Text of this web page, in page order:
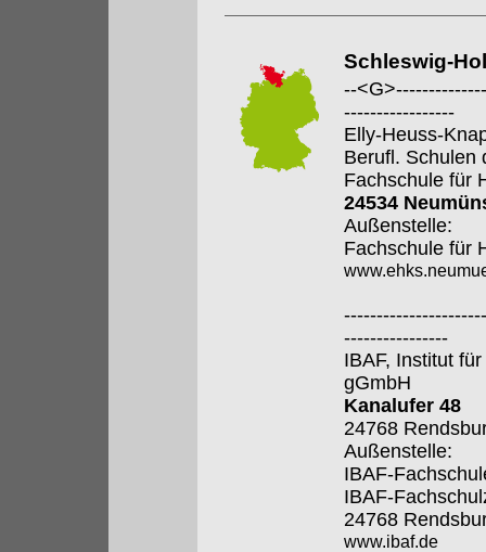
Schleswig-
--
-----------------
Elly-Heuss-
Berufl. Schulen
Fachschule für
24534
Außenstelle:
Fachschule für
----------------
IBAF, Institut
gGmbH
Kanalufer 48
24768
Außenstelle:
IBAF-
IBAF-
24768
www.ibaf.de